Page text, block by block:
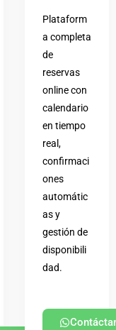
Plataform
a completa
de
reservas
online con
calendario
en tiempo
real,
confirmaci
ones
automátic
as y
gestión de
disponibili
dad.